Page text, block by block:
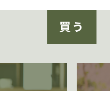
買う